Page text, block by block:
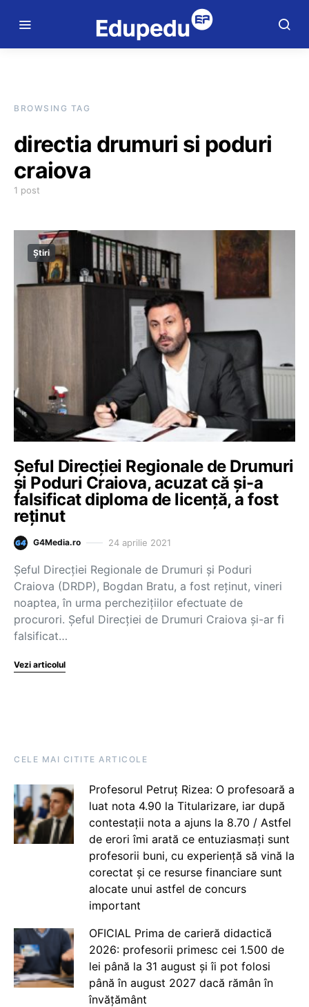
BROWSING TAG
directia drumuri si poduri
craiova
1 post
Știri
Șeful Direcției Regionale de Drumuri
și Poduri Craiova, acuzat că și-a
falsificat diploma de licență, a fost
reținut
G4Media.ro 24 aprilie 2021
Șeful Direcției Regionale de Drumuri și Poduri
Craiova (DRDP), Bogdan Bratu, a fost reținut, vineri
noaptea, în urma perchezițiilor efectuate de
procurori. Șeful Direcției de Drumuri Craiova și-ar fi
falsificat…
Vezi articolul
CELE MAI CITITE ARTICOLE
Profesorul Petruț Rizea: O profesoară a
luat nota 4.90 la Titularizare, iar după
contestații nota a ajuns la 8.70 / Astfel
de erori îmi arată ce entuziasmați sunt
profesorii buni, cu experiență să vină la
corectat și ce resurse financiare sunt
alocate unui astfel de concurs
important
OFICIAL Prima de carieră didactică
2026: profesorii primesc cei 1.500 de
lei până la 31 august și îi pot folosi
până în august 2027 dacă rămân în
învățământ